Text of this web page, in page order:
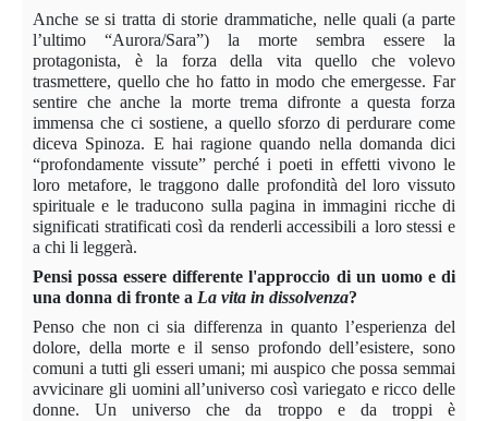
Anche se si tratta di storie drammatiche, nelle quali (a parte
l’ultimo “Aurora/Sara”) la morte sembra essere la
protagonista, è la forza della vita quello che volevo
trasmettere, quello che ho fatto in modo che emergesse. Far
sentire che anche la morte trema difronte a questa forza
immensa che ci sostiene, a quello sforzo di perdurare come
diceva Spinoza. E hai ragione quando nella domanda dici
“profondamente vissute” perché i poeti in effetti vivono le
loro metafore, le traggono dalle profondità del loro vissuto
spirituale e le traducono sulla pagina in immagini ricche di
significati stratificati così da renderli accessibili a loro stessi e
a chi li leggerà.
Pensi possa essere differente l'approccio di un uomo e di
una donna di fronte a La vita in dissolvenza?
Penso che non ci sia differenza in quanto l’esperienza del
dolore, della morte e il senso profondo dell’esistere, sono
comuni a tutti gli esseri umani; mi auspico che possa semmai
avvicinare gli uomini all’universo così variegato e ricco delle
donne. Un universo che da troppo e da troppi è